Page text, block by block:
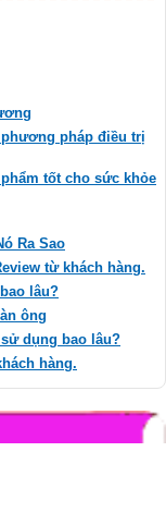
pháp điều trị
tốt cho sức khỏe
Ra Sao
từ khách hàng.
lâu?
ông
dụng bao lâu?
hàng.